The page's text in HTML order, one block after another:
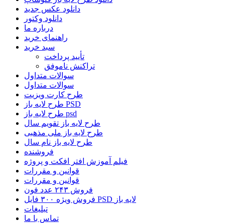
دانلود عکس جدید
دانلود وکتور
درباره ما
راهنمای خرید
سبد خرید
تأیید پرداخت
تراکنش ناموفق
سوالات متداول
سوالات متداول
طرح کارت ویزیت
طرح لایه باز PSD
طرح لایه باز psd
طرح لایه باز تقویم سال
طرح لایه باز ملی مذهبی
طرح لایه باز نام سال
فروشنده
فیلم آموزش افتر افکت و پروژه
قوانین و مقررات
قوانین و مقررات
فروش ۲۴۳ عدد فون
فروش ویژه ۳۰۰ فایل PSD لایه باز
تبلیغات
تماس با ما